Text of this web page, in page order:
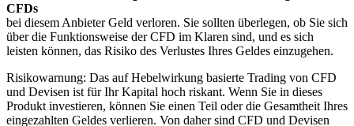
CFDs
bei diesem Anbieter Geld verloren. Sie sollten überlegen, ob Sie sich
über die Funktionsweise der CFD im Klaren sind, und es sich
leisten können, das Risiko des Verlustes Ihres Geldes einzugehen.
Risikowarnung: Das auf Hebelwirkung basierte Trading von CFD
und Devisen ist für Ihr Kapital hoch riskant. Wenn Sie in dieses
Produkt investieren, können Sie einen Teil oder die Gesamtheit Ihres
eingezahlten Geldes verlieren. Von daher sind CFD und Devisen